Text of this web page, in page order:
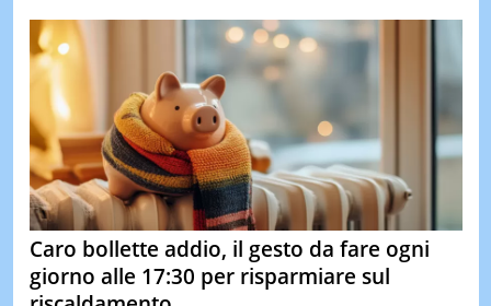
Caro bollette addio, il gesto da fare ogni
giorno alle 17:30 per risparmiare sul